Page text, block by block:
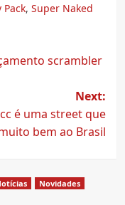
Pack, Super Naked
scrambler
Next:
é uma street que
bem ao Brasil
Novidades